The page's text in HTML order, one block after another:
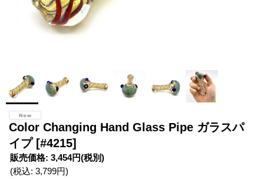
Color Changing Hand Glass Pipe ガラスパ
イプ [#4215]
販売価格: 3,454円(税別)
(税込: 3,799円)